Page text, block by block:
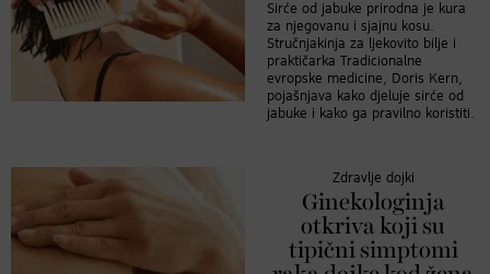
Sirće od jabuke prirodna je kura
za njegovanu i sjajnu kosu.
Stručnjakinja za ljekovito bilje i
praktičarka Tradicionalne
evropske medicine, Doris Kern,
pojašnjava kako djeluje sirće od
jabuke i kako ga pravilno koristiti.
Zdravlje dojki
Ginekologinja
otkriva koji su
tipični simptomi